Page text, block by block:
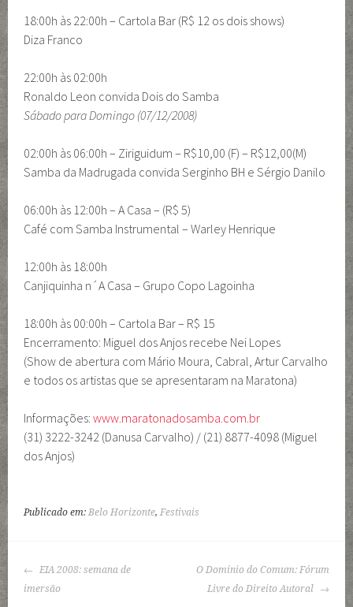
18:00h às 22:00h – Cartola Bar (R$ 12 os dois shows)
Diza Franco
22:00h às 02:00h
Ronaldo Leon convida Dois do Samba
Sábado para Domingo (07/12/2008)
02:00h às 06:00h – Ziriguidum – R$10,00 (F) – R$12,00(M)
Samba da Madrugada convida Serginho BH e Sérgio Danilo
06:00h às 12:00h – A Casa – (R$ 5)
Café com Samba Instrumental – Warley Henrique
12:00h às 18:00h
Canjiquinha n´A Casa – Grupo Copo Lagoinha
18:00h às 00:00h – Cartola Bar – R$ 15
Encerramento: Miguel dos Anjos recebe Nei Lopes
(Show de abertura com Mário Moura, Cabral, Artur Carvalho
e todos os artistas que se apresentaram na Maratona)
Informações:www.maratonadosamba.com.br
(31) 3222-3242 (Danusa Carvalho) / (21) 8877-4098 (Miguel
dos Anjos)
Publicado em: Belo Horizonte, Festivais
NAVEGAÇÃO
DE
EIA 2008: semana de
imersão
O Domínio do Comum: Fórum
Livre do Direito Autoral